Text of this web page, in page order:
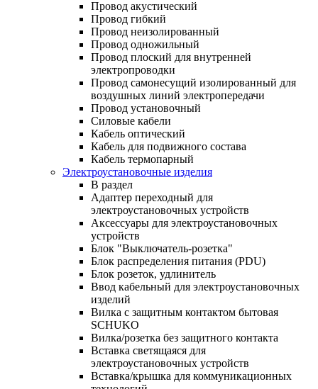
Провод акустический
Провод гибкий
Провод неизолированный
Провод одножильный
Провод плоский для внутренней
электропроводки
Провод самонесущий изолированный для
воздушных линий электропередачи
Провод установочный
Силовые кабели
Кабель оптический
Кабель для подвижного состава
Кабель термопарный
Электроустановочные изделия
В раздел
Адаптер переходный для
электроустановочных устройств
Аксессуары для электроустановочных
устройств
Блок "Выключатель-розетка"
Блок распределения питания (PDU)
Блок розеток, удлинитель
Ввод кабельный для электроустановочных
изделий
Вилка с защитным контактом бытовая
SCHUKO
Вилка/розетка без защитного контакта
Вставка светящаяся для
электроустановочных устройств
Вставка/крышка для коммуникационных